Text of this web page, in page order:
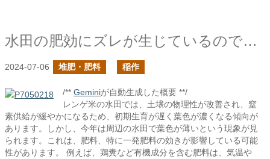
水田の肥効にズレが生じているのでは？
2024-07-06 堆肥・肥料 稲作
/** Geminiが自動生成した概要 **/
レンゲ米の水田では、土壌の物理性が改善され、窒
素供給が緩やかになるため、初期生育が遅く葉色が濃くなる傾向が
あります。しかし、今年は周辺の水田で葉色が薄いという現象が見
られます。これは、肥料、特に一発肥料の効きが影響している可能
性があります。 例えば、鶏糞など有機成分を含む肥料は、気温や